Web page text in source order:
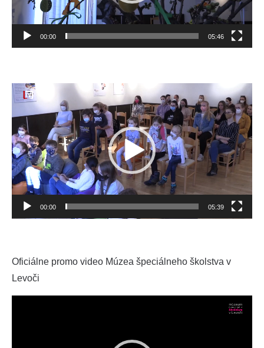
00:00 05:46
Video
prehrávač
00:00 05:39
Oficiálne promo video Múzea špeciálneho školstva v
Levoči